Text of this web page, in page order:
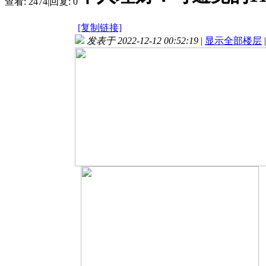
[复制链接]
发表于 2022-12-12 00:52:19 | 显示全部楼层 |